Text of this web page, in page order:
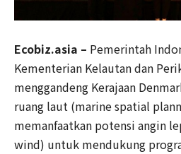
Ecobiz.asia – Pemerintah
Kementerian Kelautan dan
menggandeng Kerajaan
ruang laut (marine spatial
memanfaatkan potensi angin
wind) untuk mendukung